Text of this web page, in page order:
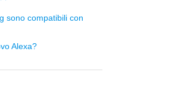
sono compatibili con
Alexa?